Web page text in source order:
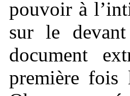
pouvoir à
sur le
document
première fois